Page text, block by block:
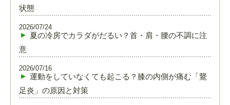
状態
夏の冷房でカラダがだるい？首・肩・腰の不調に注
意
2026/07/24
運動をしていなくても起こる？膝の内側が痛む「鵞
足炎」の原因と対策
2026/07/16